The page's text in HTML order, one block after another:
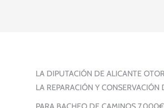
LA DIPUTACIÓN DE ALICANTE
LA REPARACIÓN Y CONSERVACIÓN